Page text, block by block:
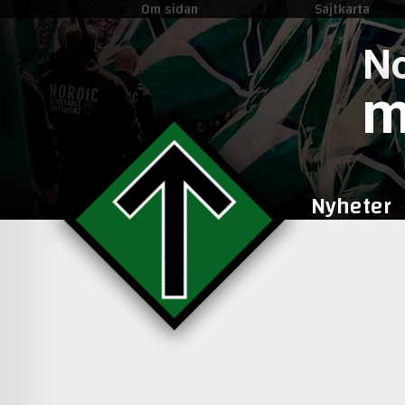
Om sidan Sajtkarta
Nyheter